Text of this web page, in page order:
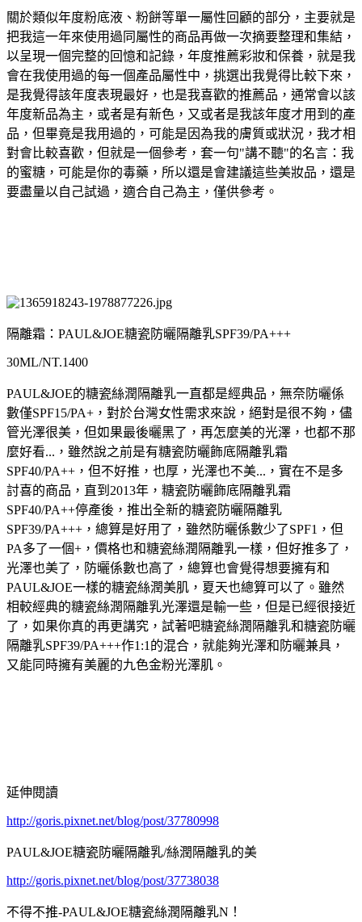
關於類似年度粉底液、粉餅等單一屬性回顧的部分，主要就是
把我這一年來使用過同屬性的商品再做一次摘要整理和集結，
以呈現一個完整的回憶和記錄，年度推薦彩妝和保養，就是我
會在我使用過的每一個產品屬性中，挑選出我覺得比較下來，
是我覺得該年度表現最好，也是我喜歡的推薦品，通常會以該
年度新品為主，或者是有新色，又或者是我該年度才用到的產
品，但畢竟是我用過的，可能是因為我的膚質或狀況，我才相
對會比較喜歡，但就是一個參考，套一句"講不聽"的名言：我
的蜜糖，可能是你的毒藥，所以還是會建議這些美妝品，還是
要盡量以自己試過，適合自己為主，僅供參考。
隔離霜：PAUL&JOE糖瓷防曬隔離乳SPF39/PA+++
30ML/NT.1400
PAUL&JOE的糖瓷絲潤隔離乳一直都是經典品，無奈防曬係
數僅SPF15/PA+，對於台灣女性需求來說，絕對是很不夠，儘
管光澤很美，但如果最後曬黑了，再怎麼美的光澤，也都不那
麼好看...，雖然說之前是有糖瓷防曬飾底隔離乳霜
SPF40/PA++，但不好推，也厚，光澤也不美...，實在不是多
討喜的商品，直到2013年，糖瓷防曬飾底隔離乳霜
SPF40/PA++停產後，推出全新的糖瓷防曬隔離乳
SPF39/PA+++，總算是好用了，雖然防曬係數少了SPF1，但
PA多了一個+，價格也和糖瓷絲潤隔離乳一樣，但好推多了，
光澤也美了，防曬係數也高了，總算也會覺得想要擁有和
PAUL&JOE一樣的糖瓷絲潤美肌，夏天也總算可以了。雖然
相較經典的糖瓷絲潤隔離乳光澤還是輸一些，但是已經很接近
了，如果你真的再更講究，試著吧糖瓷絲潤隔離乳和糖瓷防曬
隔離乳SPF39/PA+++作1:1的混合，就能夠光澤和防曬兼具，
又能同時擁有美麗的九色金粉光澤肌。
延伸閱讀
http://goris.pixnet.net/blog/post/37780998
PAUL&JOE糖瓷防曬隔離乳/絲潤隔離乳的美
http://goris.pixnet.net/blog/post/37738038
不得不推-PAUL&JOE糖瓷絲潤隔離乳N！